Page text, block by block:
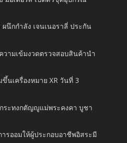
นึกกำลัง เจนเนอราลี่ ประกัน
วามเข้มงวดตรวจสอบสินค้านำ
ขึ้นเครื่องหมาย XR วันที่ 3
กระทงกตัญญูแม่พระคงคา บูชา
ารออมให้ผู้ประกอบอาชีพอิสระมี